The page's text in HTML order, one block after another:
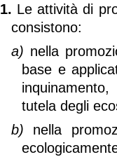
1. Le attività di
consistono:
a) nella
base e
tutela degli
b) nella